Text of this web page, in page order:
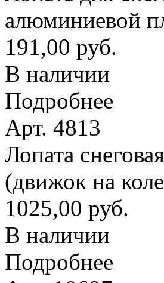
алюминиевой
191,00 руб.
В наличии
Подробнее
Арт. 4813
Лопата
(движок на
1025,00 руб.
В наличии
Подробнее